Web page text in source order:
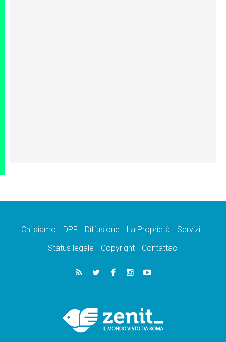
Chi siamo DPF Diffusione La Proprietà
Servizi
Status legale
Copyright Contattaci